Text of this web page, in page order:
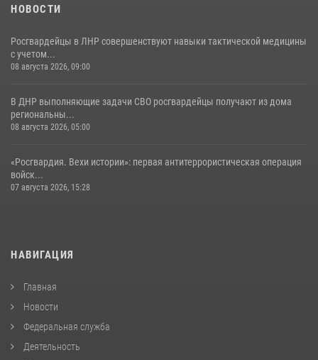
НОВОСТИ
Росгвардейцы в ЛНР совершенствуют навыки тактической медицины
с учетом...
08 августа 2026, 09:00
В ДНР выполняющие задачи СВО росгвардейцы получают из дома
региональны...
08 августа 2026, 05:00
«Росгвардия. Вехи истории»: первая антитеррористическая операция
войск...
07 августа 2026, 15:28
НАВИГАЦИЯ
Главная
Новости
Федеральная служба
Деятельность